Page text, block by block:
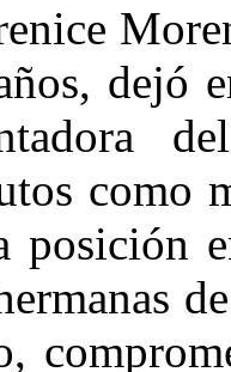
dejó
como
posición